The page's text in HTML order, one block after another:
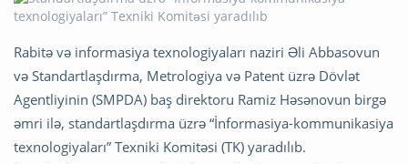
Rabitə və informasiya texnologiyaları naziri Əli Abbasovun
və Standartlaşdırma, Metrologiya və Patent üzrə Dövlət
Agentliyinin (SMPDA) baş direktoru Ramiz Həsənovun birgə
əmri ilə, standartlaşdırma üzrə “İnformasiya-kommunikasiya
texnologiyaları” Texniki Komitəsi (TK) yaradılıb.